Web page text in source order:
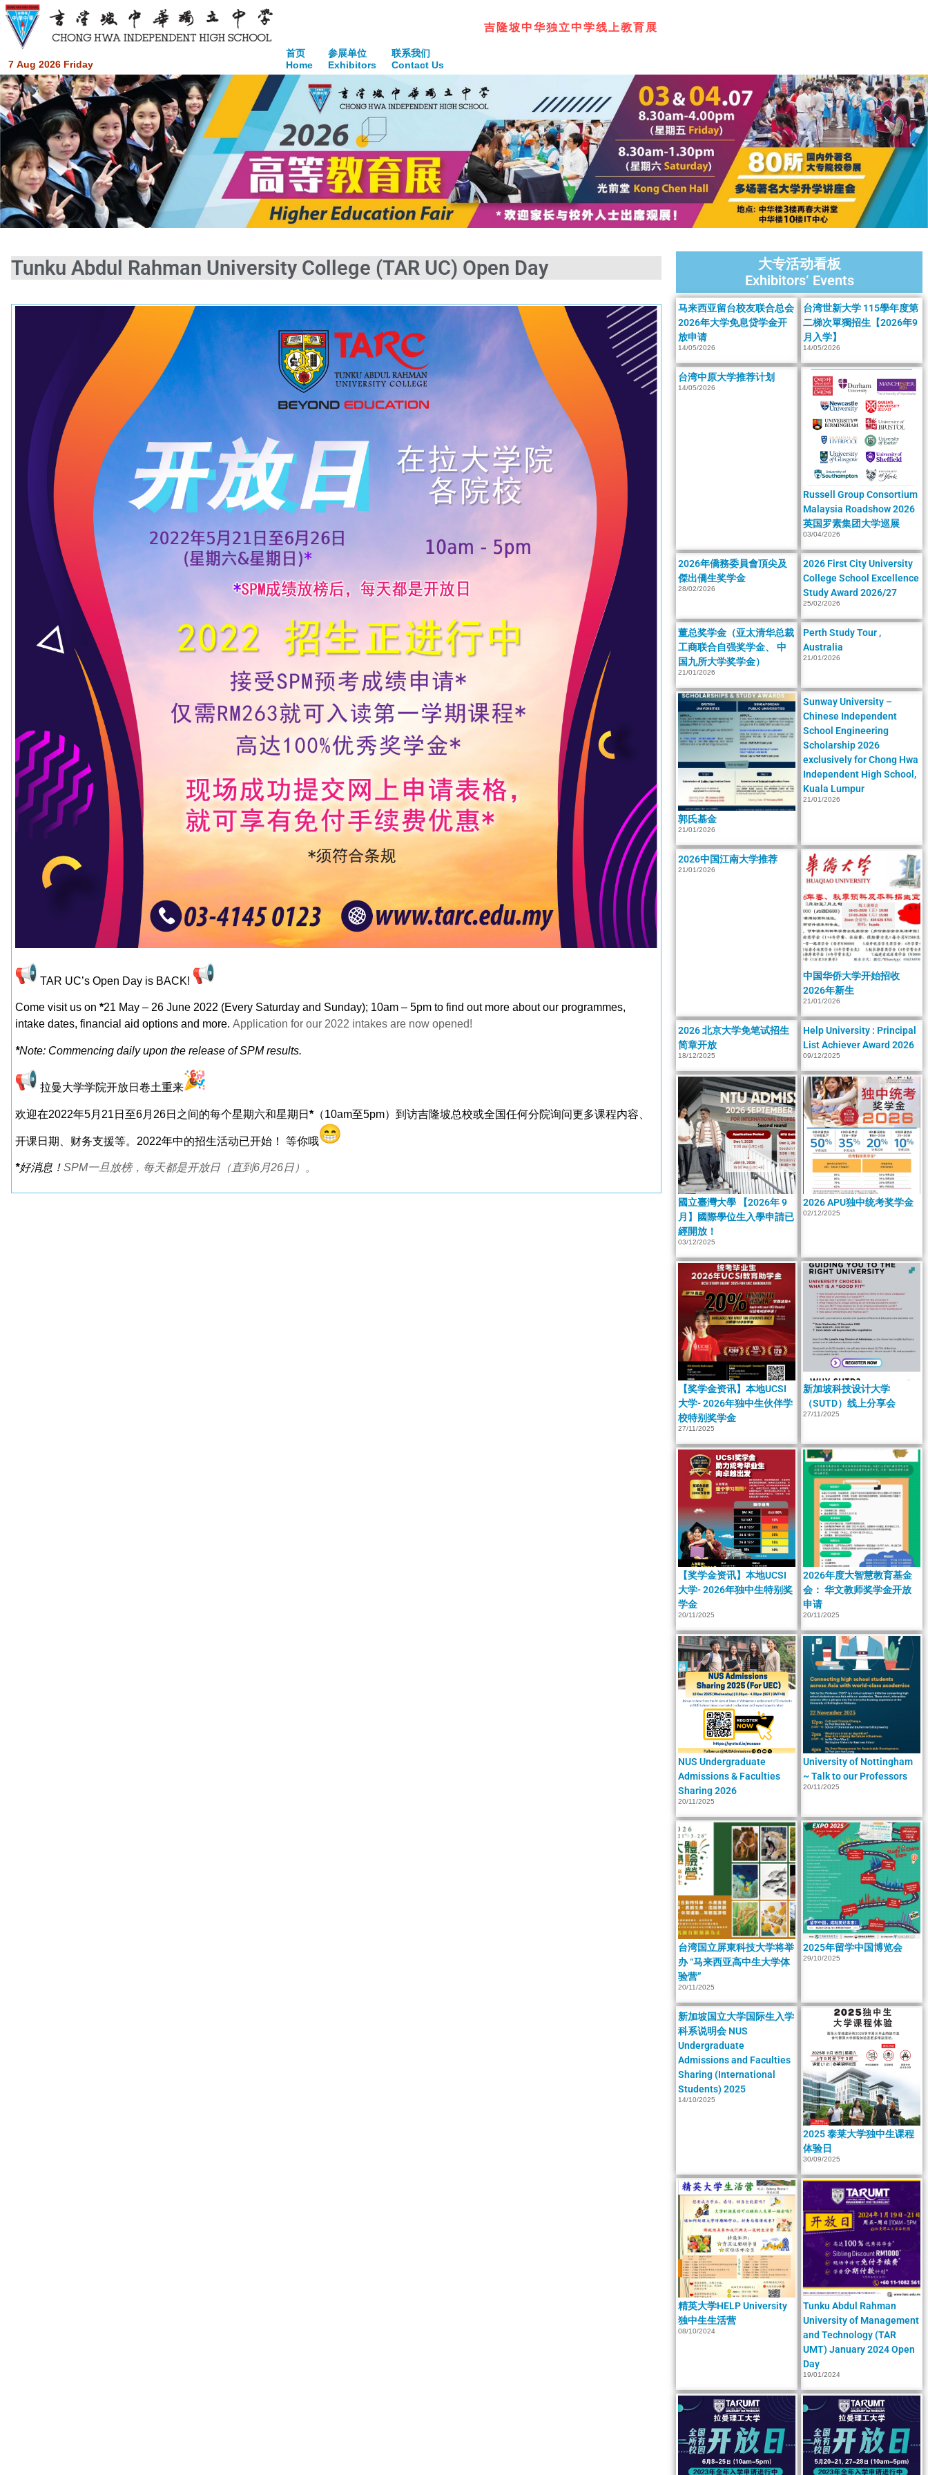
7 Aug 2026 Friday
首页
Home
参展单位
Exhibitors
联系我们
Contact Us
Tunku Abdul Rahman University College (TAR UC) Open Day
TAR UC’s Open Day is BACK!
Come visit us on *21 May – 26 June 2022 (Every Saturday and Sunday); 10am – 5pm to find out more about our programmes,
intake dates, financial aid options and more. Application for our 2022 intakes are now opened!
*Note: Commencing daily upon the release of SPM results.
拉曼大学学院开放日卷土重来
欢迎在2022年5月21日至6月26日之间的每个星期六和星期 日 * （10am至5pm） 到访吉隆坡总校或全国任何分院询问更多课程内容、
开课日期、 财务支援等。2022年中的招生活动已开始！ 等你哦
*好消息！ SPM一旦放榜，每天都是开放日（直到6月26日）。
大专活动看板
Exhibitors‘ Events
马来西亚留台校友联合总会
2026年大学免息贷学金开
放申请
14/05/2026
台湾世新大学 115學年度第
二梯次單獨招生【2026年9
月入学】
14/05/2026
台湾中原大学推荐计划
14/05/2026
Russell Group Consortium
Malaysia Roadshow 2026
英国罗素集团大学巡展
03/04/2026
2026年僑務委員會頂尖及
傑出僑生奖学金
28/02/2026
2026 First City University
College School Excellence
Study Award 2026/27
25/02/2026
董总奖学金（亚太清华总裁
工商联合自强奖学金、 中
国九所大学奖学金）
21/01/2026
Perth Study Tour ,
Australia
21/01/2026
郭氏基金
21/01/2026
Sunway University –
Chinese Independent
School Engineering
Scholarship 2026
exclusively for Chong Hwa
Independent High School,
Kuala Lumpur
21/01/2026
2026中国江南大学推荐
21/01/2026
中国华侨大学开始招收
2026年新生
21/01/2026
2026 北京大学免笔试招生
简章开放
18/12/2025
Help University : Principal
List Achiever Award 2026
09/12/2025
國立臺灣大學 【2026年 9
月】國際學位生入學申請已
經開放！
03/12/2025
2026 APU独中统考奖学金
02/12/2025
【奖学金资讯】本地UCSI
大学- 2026年独中生伙伴学
校特别奖学金
27/11/2025
新加坡科技设计大学
（SUTD）线上分享会
27/11/2025
【奖学金资讯】本地UCSI
大学- 2026年独中生特别奖
学金
20/11/2025
2026年度大智慧教育基金
会： 华文教师奖学金开放
申请
20/11/2025
NUS Undergraduate
Admissions & Faculties
Sharing 2026
20/11/2025
University of Nottingham
~ Talk to our Professors
20/11/2025
台湾国立屏東科技大学将举
办 “马来西亚高中生大学体
验营”
20/11/2025
2025年留学中国博览会
29/10/2025
新加坡国立大学国际生入学
科系说明会 NUS
Undergraduate
Admissions and Faculties
Sharing (International
Students) 2025
14/10/2025
2025 泰莱大学独中生课程
体验日
30/09/2025
精英大学HELP University
独中生生活营
08/10/2024
Tunku Abdul Rahman
University of Management
and Technology (TAR
UMT) January 2024 Open
Day
19/01/2024